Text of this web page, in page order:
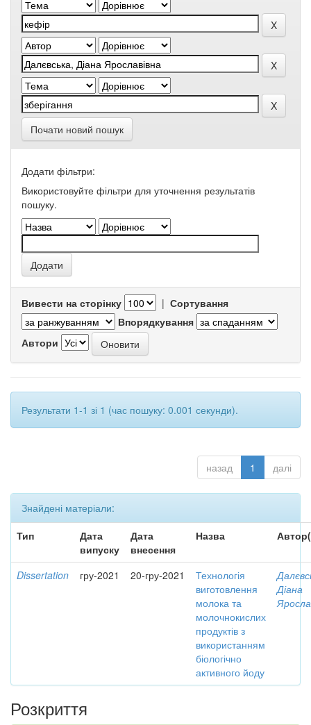
Почати новий пошук
Додати фільтри:
Використовуйте фільтри для уточнення результатів
пошуку.
Вивести на сторінку | Сортування
Впорядкування
Автори
Результати 1-1 зі 1 (час пошуку: 0.001 секунди).
назад 1 далі
Знайдені матеріали:
Тип
Дата
випуску
Дата
внесення
Назва
Dissertation гру-2021 20-гру-2021
Технологія
виготовлення
молока та
молочнокислих
продуктів з
використанням
біологічно
активного йоду
Діана
Розкриття